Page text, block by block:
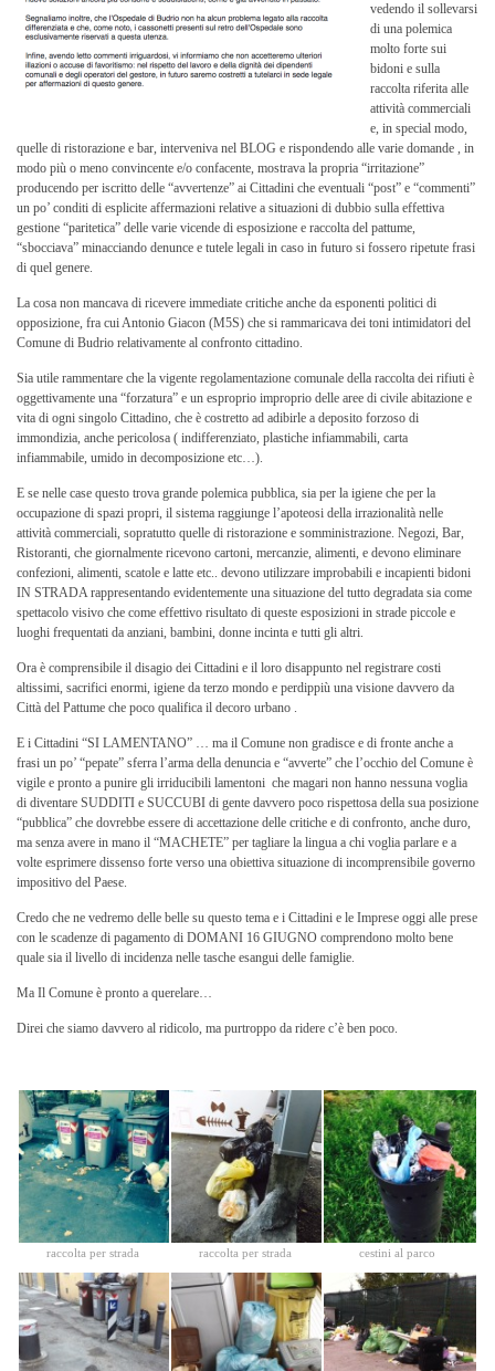
vedendo il sollevarsi
di una polemica
molto forte sui
bidoni e sulla
raccolta riferita alle
attività commerciali
e, in special modo,
quelle di ristorazione e bar, interveniva nel BLOG e rispondendo alle varie domande , in
modo più o meno convincente e/o confacente, mostrava la propria “irritazione”
producendo per iscritto delle “avvertenze” ai Cittadini che eventuali “post” e “commenti”
un po’ conditi di esplicite affermazioni relative a situazioni di dubbio sulla effettiva
gestione “paritetica” delle varie vicende di esposizione e raccolta del pattume,
“sbocciava” minacciando denunce e tutele legali in caso in futuro si fossero ripetute frasi
di quel genere.
La cosa non mancava di ricevere immediate critiche anche da esponenti politici di
opposizione, fra cui Antonio Giacon (M5S) che si rammaricava dei toni intimidatori del
Comune di Budrio relativamente al confronto cittadino.
Sia utile rammentare che la vigente regolamentazione comunale della raccolta dei rifiuti è
oggettivamente una “forzatura” e un esproprio improprio delle aree di civile abitazione e
vita di ogni singolo Cittadino, che è costretto ad adibirle a deposito forzoso di
immondizia, anche pericolosa ( indifferenziato, plastiche infiammabili, carta
infiammabile, umido in decomposizione etc…).
E se nelle case questo trova grande polemica pubblica, sia per la igiene che per la
occupazione di spazi propri, il sistema raggiunge l’apoteosi della irrazionalità nelle
attività commerciali, sopratutto quelle di ristorazione e somministrazione. Negozi, Bar,
Ristoranti, che giornalmente ricevono cartoni, mercanzie, alimenti, e devono eliminare
confezioni, alimenti, scatole e latte etc.. devono utilizzare improbabili e incapienti bidoni
IN STRADA rappresentando evidentemente una situazione del tutto degradata sia come
spettacolo visivo che come effettivo risultato di queste esposizioni in strade piccole e
luoghi frequentati da anziani, bambini, donne incinta e tutti gli altri.
Ora è comprensibile il disagio dei Cittadini e il loro disappunto nel registrare costi
altissimi, sacrifici enormi, igiene da terzo mondo e perdippiù una visione davvero da
Città del Pattume che poco qualifica il decoro urbano .
E i Cittadini “SI LAMENTANO” … ma il Comune non gradisce e di fronte anche a
frasi un po’ “pepate” sferra l’arma della denuncia e “avverte” che l’occhio del Comune è
vigile e pronto a punire gli irriducibili lamentoni che magari non hanno nessuna voglia
di diventare SUDDITI e SUCCUBI di gente davvero poco rispettosa della sua posizione
“pubblica” che dovrebbe essere di accettazione delle critiche e di confronto, anche duro,
ma senza avere in mano il “MACHETE” per tagliare la lingua a chi voglia parlare e a
volte esprimere dissenso forte verso una obiettiva situazione di incomprensibile governo
impositivo del Paese.
Credo che ne vedremo delle belle su questo tema e i Cittadini e le Imprese oggi alle prese
con le scadenze di pagamento di DOMANI 16 GIUGNO comprendono molto bene
quale sia il livello di incidenza nelle tasche esangui delle famiglie.
Ma Il Comune è pronto a querelare…
Direi che siamo davvero al ridicolo, ma purtroppo da ridere c’è ben poco.
raccolta per strada raccolta per strada cestini al parco